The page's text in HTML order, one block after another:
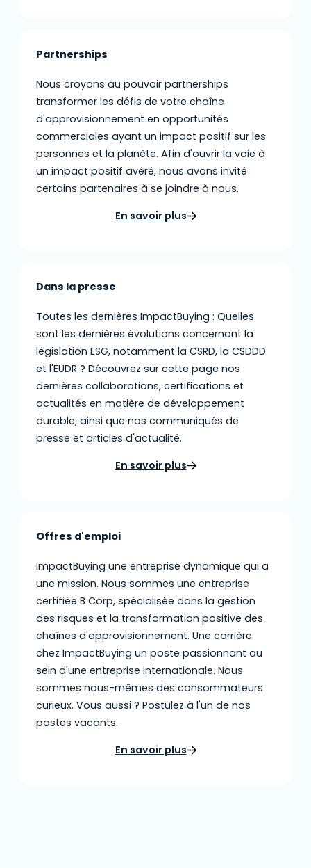
Partnerships
Nous croyons au pouvoir partnerships
transformer les défis de votre chaîne
d'approvisionnement en opportunités
commerciales ayant un impact positif sur les
personnes et la planète. Afin d'ouvrir la voie à
un impact positif avéré, nous avons invité
certains partenaires à se joindre à nous.
En savoir plus
Dans la presse
Toutes les dernières ImpactBuying : Quelles
sont les dernières évolutions concernant la
législation ESG, notamment la CSRD, la CSDDD
et l'EUDR ? Découvrez sur cette page nos
dernières collaborations, certifications et
actualités en matière de développement
durable, ainsi que nos communiqués de
presse et articles d'actualité.
En savoir plus
Offres d'emploi
ImpactBuying une entreprise dynamique qui a
une mission. Nous sommes une entreprise
certifiée B Corp, spécialisée dans la gestion
des risques et la transformation positive des
chaînes d'approvisionnement. Une carrière
chez ImpactBuying un poste passionnant au
sein d'une entreprise internationale. Nous
sommes nous-mêmes des consommateurs
curieux. Vous aussi ? Postulez à l'un de nos
postes vacants.
En savoir plus